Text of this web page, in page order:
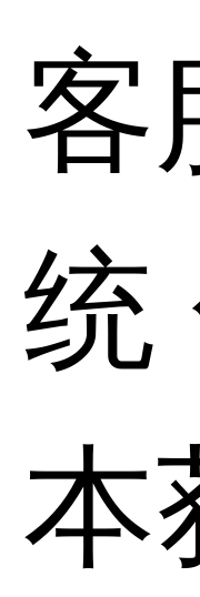
客
统
本